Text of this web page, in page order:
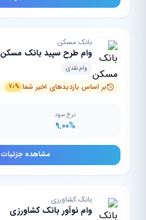
بانک مسکن
وام طرح سپید بانک مسکن
وام نقدی
بر اساس بازدیدهای اخیر شما 70%
نرخ سود
9.00%
مشاهده جزئیات
بانک کشاورزی
وام نوآور بانک کشاورزی